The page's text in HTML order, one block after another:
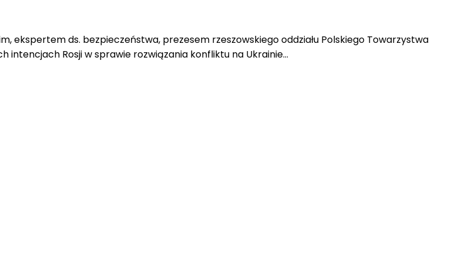
ekspertem ds. bezpieczeństwa, prezesem rzeszowskiego oddziału Polskiego Towarzystwa
intencjach Rosji w sprawie rozwiązania konfliktu na Ukrainie…